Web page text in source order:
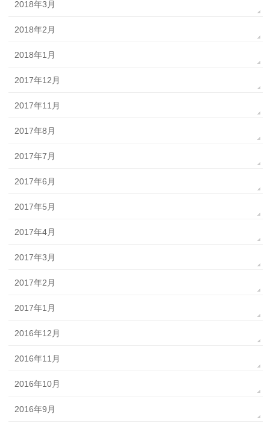
2018年3月
2018年2月
2018年1月
2017年12月
2017年11月
2017年8月
2017年7月
2017年6月
2017年5月
2017年4月
2017年3月
2017年2月
2017年1月
2016年12月
2016年11月
2016年10月
2016年9月